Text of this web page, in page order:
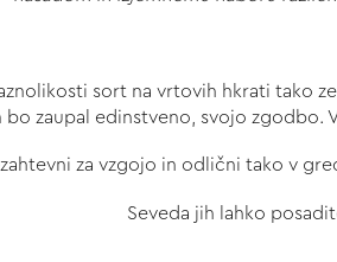
sort na vrtovih hkrati
bo zaupal edinstveno, svojo
za vzgojo in odlični tako v
Seveda jih lahko